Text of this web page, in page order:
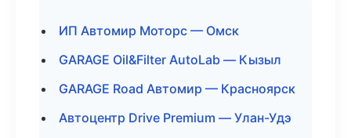
ИП Автомир Моторс — Омск
GARAGE Oil&Filter AutoLab — Кызыл
GARAGE Road Автомир — Красноярск
Автоцентр Drive Premium — Улан-Удэ